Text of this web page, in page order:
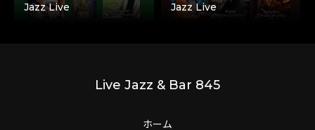
Jazz Live Jazz Live
Live Jazz & Bar 845
ホーム